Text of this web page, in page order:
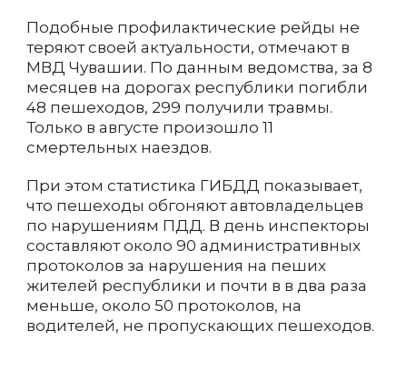
Подобные профилактические рейды не
теряют своей актуальности, отмечают в
МВД Чувашии. По данным ведомства, за 8
месяцев на дорогах республики погибли
48 пешеходов, 299 получили травмы.
Только в августе произошло 11
смертельных наездов.
При этом статистика ГИБДД показывает,
что пешеходы обгоняют автовладельцев
по нарушениям ПДД. В день инспекторы
составляют около 90 административных
протоколов за нарушения на пеших
жителей республики и почти в в два раза
меньше, около 50 протоколов, на
водителей, не пропускающих пешеходов.